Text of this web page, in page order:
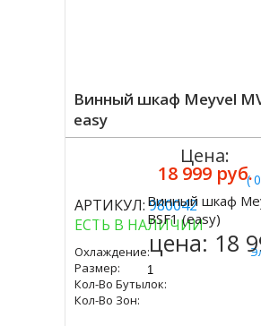
Винный шкаф Meyvel
easy
(
АРТИКУЛ:980042
ЕСТЬ В НАЛИЧИИ
Охлаждение:
Размер:
Кол-Во Бутылок:
Кол-Во Зон:
Цена:
18 999 руб.
Купить
Винный шкаф
BSF1 (easy)
цена: 18